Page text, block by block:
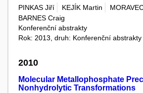
PINKAS Jiří KEJÍK Martin
BARNES Craig
Konferenční abstrakty
Rok: 2013, druh: Konferenční abstrakty
2010
Molecular Metallophosphate
Nonhydrolytic Transformations